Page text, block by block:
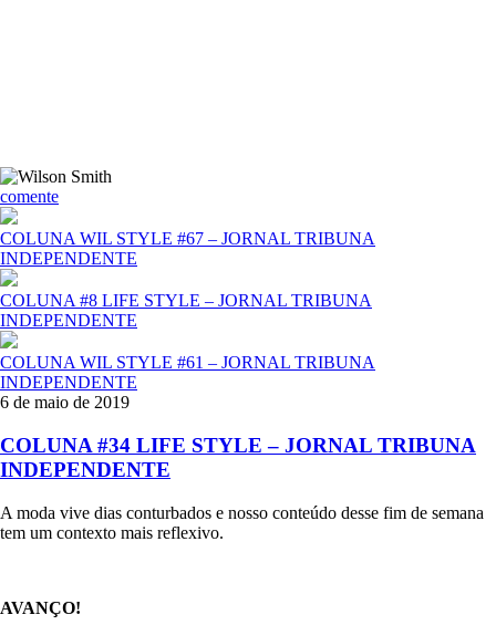
comente
COLUNA WIL STYLE #67 – JORNAL TRIBUNA
INDEPENDENTE
COLUNA #8 LIFE STYLE – JORNAL TRIBUNA
INDEPENDENTE
COLUNA WIL STYLE #61 – JORNAL TRIBUNA
INDEPENDENTE
6 de maio de 2019
COLUNA #34 LIFE STYLE – JORNAL TRIBUNA
INDEPENDENTE
A moda vive dias conturbados e nosso conteúdo desse fim de semana
tem um contexto mais reflexivo.
AVANÇO!